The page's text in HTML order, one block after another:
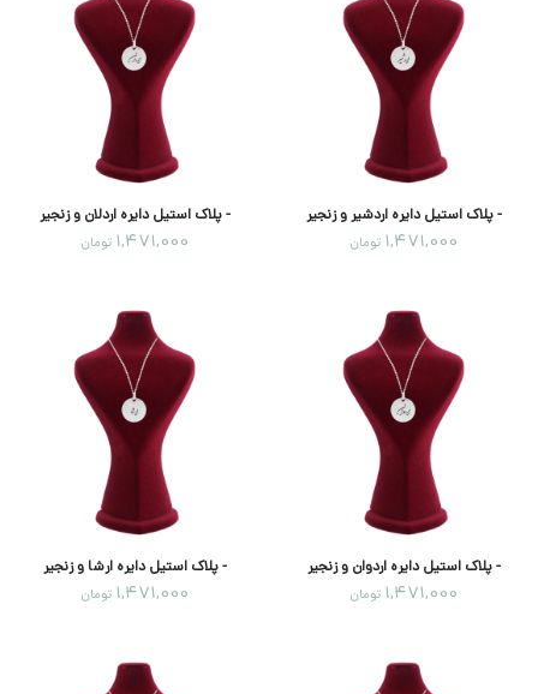
- پلاک استیل دایره اردشیر و زنجیر
1,471,000 تومان
- پلاک استیل دایره اردلان و زنجیر
1,471,000 تومان
- پلاک استیل دایره اردوان و زنجیر
1,471,000 تومان
- پلاک استیل دایره ارشا و زنجیر
1,471,000 تومان